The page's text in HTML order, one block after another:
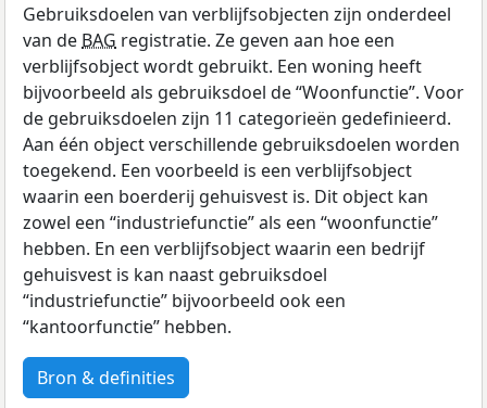
Gebruiksdoelen van verblijfsobjecten zijn onderdeel
van de BAG registratie. Ze geven aan hoe een
verblijfsobject wordt gebruikt. Een woning heeft
bijvoorbeeld als gebruiksdoel de “Woonfunctie”. Voor
de gebruiksdoelen zijn 11 categorieën gedefinieerd.
Aan één object verschillende gebruiksdoelen worden
toegekend. Een voorbeeld is een verblijfsobject
waarin een boerderij gehuisvest is. Dit object kan
zowel een “industriefunctie” als een “woonfunctie”
hebben. En een verblijfsobject waarin een bedrijf
gehuisvest is kan naast gebruiksdoel
“industriefunctie” bijvoorbeeld ook een
“kantoorfunctie” hebben.
Bron & definities